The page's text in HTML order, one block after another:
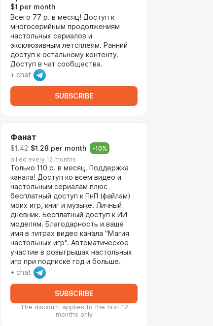
$1 per month
Всего 77 р. в месяц! Доступ к
многосерийным продолжениям
настольных сериалов и
эксклюзивным летсплеям. Ранний
доступ к остальному контенту.
Доступ в чат сообщества.
+ chat
SUBSCRIBE
Фанат
$1.42 $1.28 per month -10%
billed every 12 months
Только 110 р. в месяц. Поддержка
канала! Доступ ко всем видео и
настольным сериалам плюс
бесплатный доступ к ПнП (файлам)
моих игр, книг и музыке. Личный
дневник. Бесплатный доступ к ИИ
моделям. Благодарность и ваше
имя в титрах видео канала "Магия
настольных игр". Автоматическое
участие в розыгрышах настольных
игр при подписке год и больше.
+ chat
SUBSCRIBE
The discount applies to the first 12
months only